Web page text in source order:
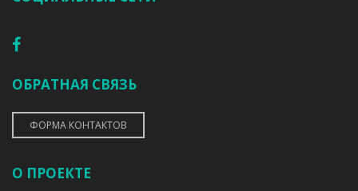
ОБРАТНАЯ СВЯЗЬ
ФОРМА КОНТАКТОВ
О ПРОЕКТЕ